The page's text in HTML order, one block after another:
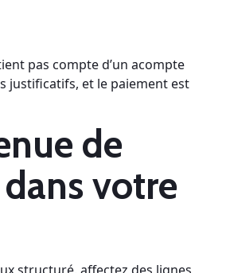
pas compte d’un acompte
justificatifs, et le paiement est
de
votre